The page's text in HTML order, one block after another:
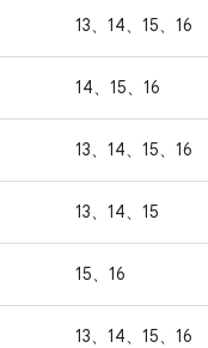
13、14、15、16
14、15、16
13、14、15、16
13、14、15
15、16
13、14、15、16